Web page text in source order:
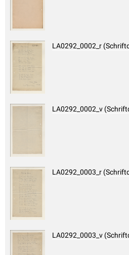
LA0292_0002_r
LA0292_0002_v
LA0292_0003_r
LA0292_0003_v